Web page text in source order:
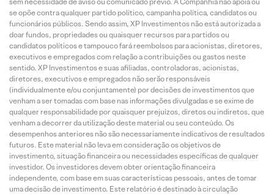
se opõe contra qualquer partido político, campanha política, candidatos ou
funcionários públicos. Sendo assim, XP Investimentos não está autorizada a
doar fundos, propriedades ou quaisquer recursos para partidos ou
candidatos políticos e tampouco fará reembolsos para acionistas, diretores,
executivos e empregados com relação a contribuições ou gastos neste
sentido. XP Investimentos e suas afiliadas, controladoras, acionistas,
diretores, executivos e empregados não serão responsáveis
(individualmente e/ou conjuntamente) por decisões de investimentos que
venham a ser tomadas com base nas informações divulgadas e se exime de
qualquer responsabilidade por quaisquer prejuízos, diretos ou indiretos, que
venham a decorrer da utilização deste material ou seu conteúdo. Os
desempenhos anteriores não são necessariamente indicativos de resultados
futuros. Este material não leva em consideração os objetivos de
investimento, situação financeira ou necessidades específicas de qualquer
investidor. Os investidores devem obter orientação financeira
independente, com base em suas características pessoais, antes de tomar
uma decisão de investimento. Este relatório é destinado à circulação